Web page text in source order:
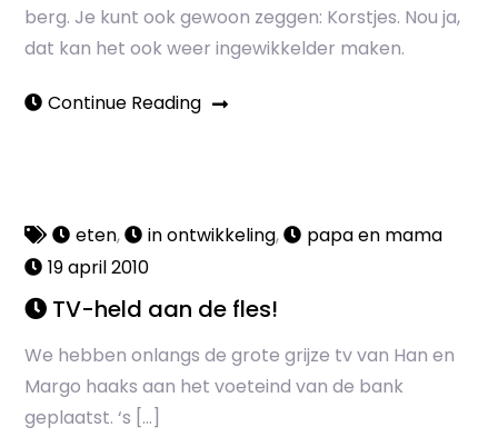
berg. Je kunt ook gewoon zeggen: Korstjes. Nou ja,
dat kan het ook weer ingewikkelder maken.
Continue Reading
eten, in ontwikkeling,
papa en mama
19 april 2010
TV-held aan de fles!
We hebben onlangs de grote grijze tv van Han en
Margo haaks aan het voeteind van de bank
geplaatst. ‘s […]